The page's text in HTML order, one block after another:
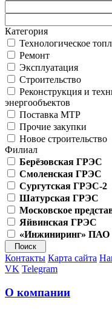
Категория
Технологическое
Ремонт
Эксплуатация
Строительство
Реконструкция и
энергообъектов
Поставка МТР
Прочие закупки
Новое строительство
Филиал
Берёзовская ГРЭС
Смоленская ГРЭС
Сургутская ГРЭС-2
Шатурская ГРЭС
Московское
Яйвинская ГРЭС
«Инжиниринг»
Контакты Карта сайта
VK Telegram
О компании